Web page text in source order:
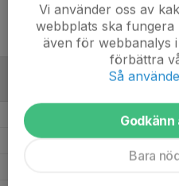
2026
2025
Vi använder oss av
webbplats ska
även för webbanalys
förbättra
Så
Godkänn
Bara